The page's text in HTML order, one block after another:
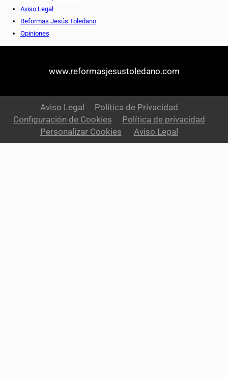
Aviso Legal
Reformas Jesús Toledano
Opiniones
www.reformasjesustoledano.com
Aviso Legal
Política de Privacidad
Configuración de Cookies
Política de privacidad
Personalizar Cookies
Aviso Legal